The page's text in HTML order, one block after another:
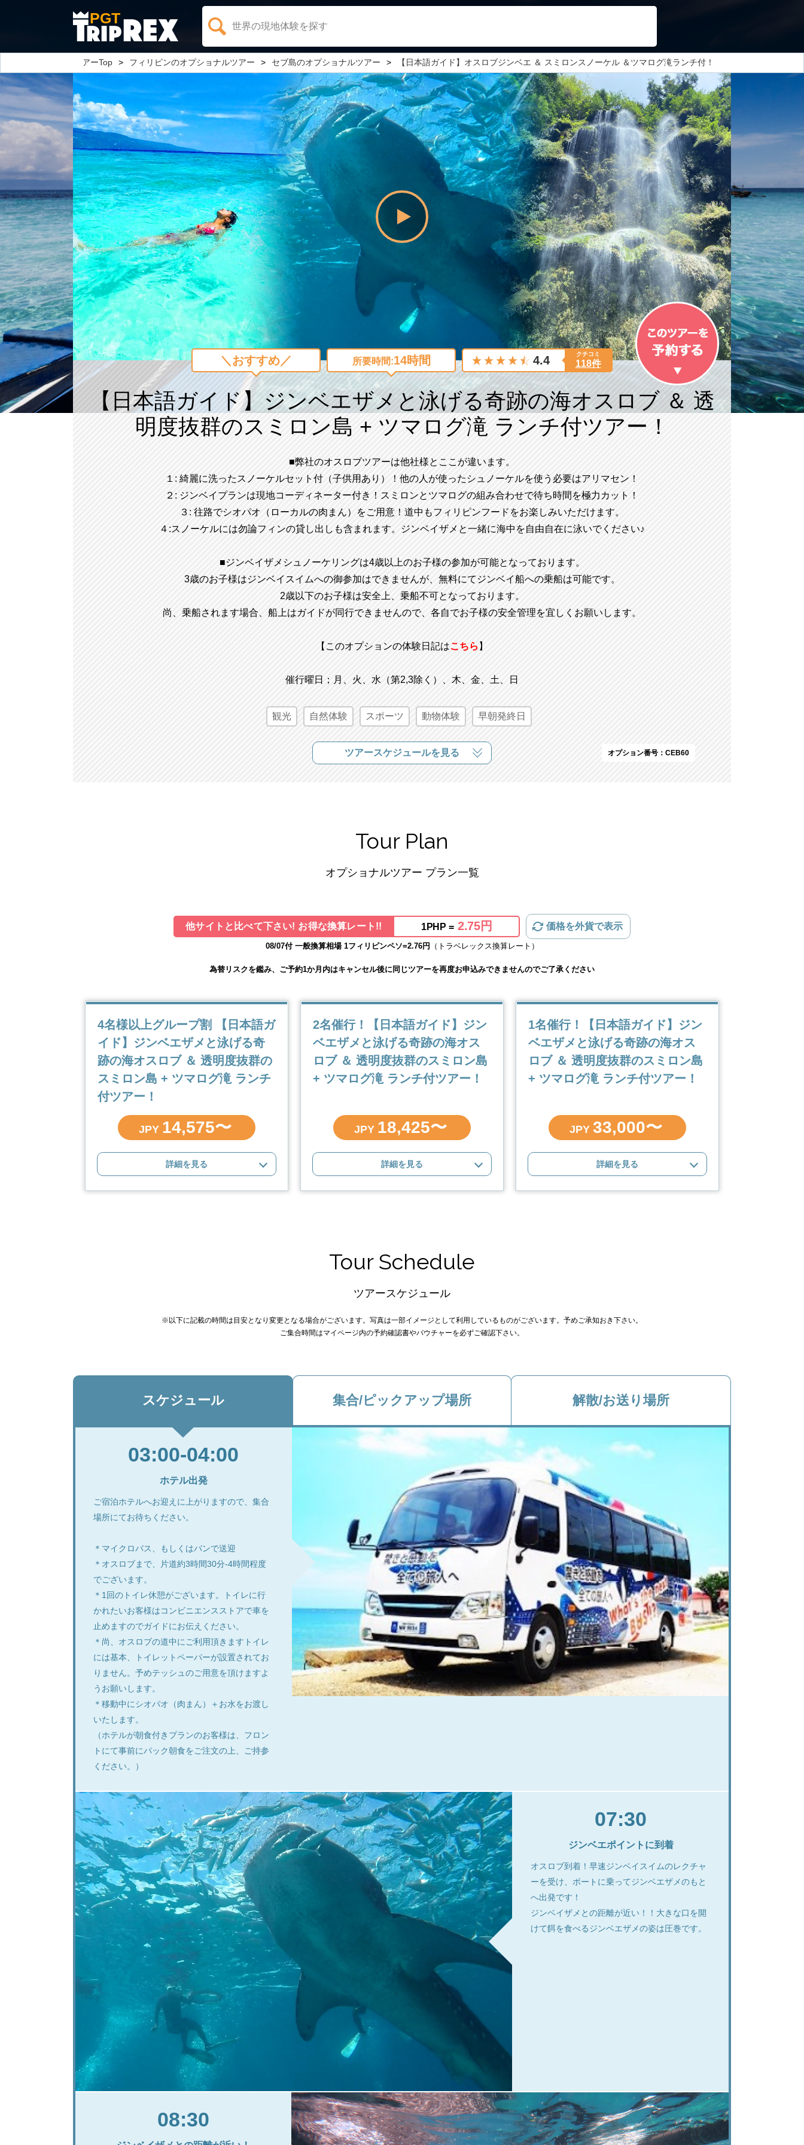
PGT 世界の現地体験を探す
オプショナルツアーTop フィリピンのオプショナルツアー セブ島のオプショナルツアー 【日本語ガイド】オスロブジンベエ ＆ スミロンスノーケル ＆ツマログ滝ランチ付！
【日本語ガイド】ジンベエザメと泳げる奇跡の海オスロブ ＆ 透
明度抜群のスミロン島 + ツマログ滝 ランチ付ツアー！
■弊社のオスロブツアーは他社様とここが違います。
１: 綺麗に洗ったスノーケルセット付（子供用あり）！他の人が使ったシュノーケルを使う必要はアリマセン！
２: ジンベイプランは現地コーディネーター付き！スミロンとツマログの組み合わせで待ち時間を極力カット！
３: 往路でシオパオ（ローカルの肉まん）をご用意！道中もフィリピンフードをお楽しみいただけます。
４:スノーケルには勿論フィンの貸し出しも含まれます。ジンベイザメと一緒に海中を自由自在に泳いでください♪
■ジンベイザメシュノーケリングは4歳以上のお子様の参加が可能となっております。
3歳のお子様はジンベイスイムへの御参加はできませんが、無料にてジンベイ船への乗船は可能です。
2歳以下のお子様は安全上、乗船不可となっております。
尚、乗船されます場合、船上はガイドが同行できませんので、各自でお子様の安全管理を宜しくお願いします。
【このオプションの体験日記はこちら 】
催行曜日；月、火、水（第2,3除く）、木、金、土、日
観光 自然体験 スポーツ 動物体験 早朝発終日
ツアースケジュールを見る オプション番号：CEB60
＼おすすめ／ 所要時間:14時間 4.4 クチコミ
118件
Tour Plan
オプショナルツアー プラン一覧
他サイトと比べて下さい! お得な換算レート!! 1PHP = 2.75円 価格を外貨で表示
08/07付 一般換算相場 1フィリピンペソ=2.76円 （トラベレックス換算レート）
為替リスクを鑑み、ご予約1か月内はキャンセル後に同じツアーを再度お申込みできませんのでご了承ください
4名様以上グループ割 【日本語ガ
イド】ジンベエザメと泳げる奇
跡の海オスロブ ＆ 透明度抜群の
スミロン島 + ツマログ滝 ランチ
付ツアー！
JPY 14,575〜
詳細を見る
2名催行！【日本語ガイド】ジン
ベエザメと泳げる奇跡の海オス
ロブ ＆ 透明度抜群のスミロン島
+ ツマログ滝 ランチ付ツアー！
JPY 18,425〜
詳細を見る
1名催行！【日本語ガイド】ジン
ベエザメと泳げる奇跡の海オス
ロブ ＆ 透明度抜群のスミロン島
+ ツマログ滝 ランチ付ツアー！
JPY 33,000〜
詳細を見る
Tour Schedule
ツアースケジュール
※以下に記載の時間は目安となり変更となる場合がございます。写真は一部イメージとして利用しているものがございます。予めご承知おき下さい。
ご集合時間はマイページ内の予約確認書やバウチャーを必ずご確認下さい。
スケジュール 集合/ピックアップ場所 解散/お送り場所
03:00-04:00
ホテル出発
ご宿泊ホテルへお迎えに上がりますので、集合
場所にてお待ちください。
＊マイクロバス、もしくはバンで送迎
＊オスロブまで、片道約3時間30分-4時間程度
でございます。
＊1回のトイレ休憩がございます。トイレに行
かれたいお客様はコンビニエンスストアで車を
止めますのでガイドにお伝えください。
＊尚、オスロブの道中にご利用頂きますトイレ
には基本、トイレットペーパーが設置されてお
りません。予めテッシュのご用意を頂けますよ
うお願いします。
＊移動中にシオパオ（肉まん）＋お水をお渡し
いたします。
（ホテルが朝食付きプランのお客様は、フロン
トにて事前にパック朝食をご注文の上、ご持参
ください。）
07:30
ジンベエポイントに到着
オスロブ到着！早速ジンベイスイムのレクチャ
ーを受け、ボートに乗ってジンベエザメのもと
へ出発です！
ジンベイザメとの距離が近い！！大きな口を開
けて餌を食べるジンベエザメの姿は圧巻です。
08:30